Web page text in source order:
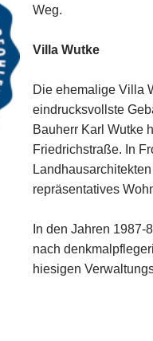
Weg.
Villa Wutke
Die ehemalige Villa
eindrucksvollste
Bauherr Karl Wutke
Friedrichstraße. In
repräsentatives
In den Jahren 1987-
nach
hiesigen